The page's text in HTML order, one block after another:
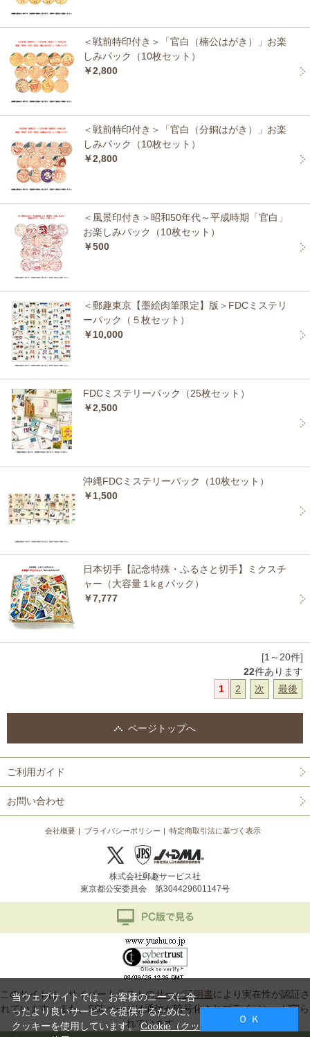
＜戦前特印付き＞「官白（楠公はがき）」お楽
しみパック（10枚セット）
￥2,800
＜戦前特印付き＞「官白（分銅はがき）」お楽
しみパック（10枚セット）
￥2,800
＜風景印付き＞昭和50年代～平成時期「官白」
お楽しみパック（10枚セット）
￥500
＜郵趣東京【墨絵肉筆限定】版＞FDCミステリ
ーパック（５枚セット）
￥10,000
FDCミステリーパック（25枚セット）
￥2,500
沖縄FDCミステリーパック（10枚セット）
￥1,500
日本切手【記念特殊・ふるさと切手】ミクスチ
ャー（大容量１kｇパック）
￥7,777
[1～20件]
22件あります
1
2 次 最後
ページトップへ
ご利用ガイド
お問い合わせ
会社概要 プライバシーポリシー 特定商取引法に基づく表示
株式会社郵趣サービス社
東京都公安委員会 第304429601147号
このサイトは、サイバートラストのサーバ証明書により実在性が認証さ
れています。また、SSLページは通信が暗号化されプライバシーが守ら
れています。
当ウェブサイトでは、お客様のニーズに合
ったより良いサービスを提供するために、
クッキーを使用しています。Cookie（クッ
Ｏ Ｋ